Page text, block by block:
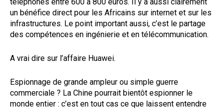
un bénéfice direct pour les Africains sur internet et sur les
infrastructures. Le point important aussi, c’est le partage
des compétences en ingénierie et en télécommunication.
A vrai dire sur l’affaire Huawei.
Espionnage de grande ampleur ou simple guerre
commerciale ? La Chine pourrait bientôt espionner le
monde entier : c’est en tout cas ce que laissent entendre